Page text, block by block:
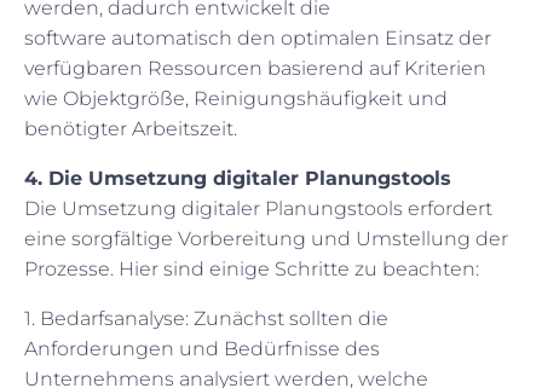
werden, dadurch entwickelt die
software automatisch den optimalen Einsatz der
verfügbaren Ressourcen basierend auf Kriterien
wie Objektgröße, Reinigungshäufigkeit und
benötigter Arbeitszeit.
4. Die Umsetzung digitaler Planungstools
Die Umsetzung digitaler Planungstools erfordert
eine sorgfältige Vorbereitung und Umstellung der
Prozesse. Hier sind einige Schritte zu beachten:
1. Bedarfsanalyse: Zunächst sollten die
Anforderungen und Bedürfnisse des
Unternehmens analysiert werden, welche